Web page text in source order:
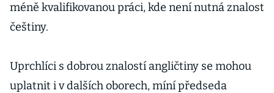
méně kvalifikovanou práci, kde není nutná znalost
češtiny.
Uprchlíci s dobrou znalostí angličtiny se mohou
uplatnit i v dalších oborech, míní předseda